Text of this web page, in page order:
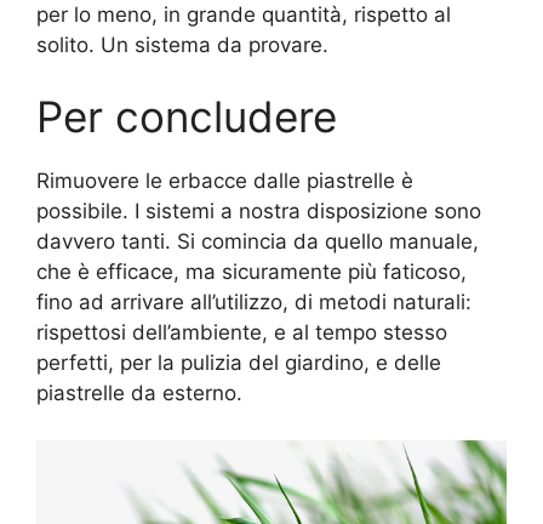
per lo meno, in grande quantità, rispetto al
solito. Un sistema da provare.
Per concludere
Rimuovere le erbacce dalle piastrelle è
possibile. I sistemi a nostra disposizione sono
davvero tanti. Si comincia da quello manuale,
che è efficace, ma sicuramente più faticoso,
fino ad arrivare all’utilizzo, di metodi naturali:
rispettosi dell’ambiente, e al tempo stesso
perfetti, per la pulizia del giardino, e delle
piastrelle da esterno.